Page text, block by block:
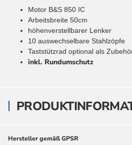
Motor B&S 850 IC
Arbeitsbreite 50cm
höhenverstellbarer Lenker
10 auswechselbare Stahlzöpfe
Taststützrad optional als
inkl. Rundumschutz
Hersteller gemäß GPSR